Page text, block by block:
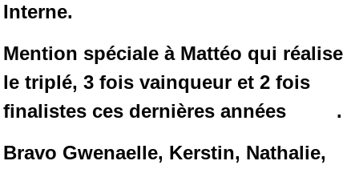
Interne.
Mention spéciale à Mattéo qui réalise
le triplé, 3 fois vainqueur et 2 fois
finalistes ces dernières années .
Bravo Gwenaelle, Kerstin, Nathalie,